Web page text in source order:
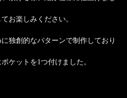
お楽しみください。
独創的なパターンで制作しており
ケットを1つ付けました。